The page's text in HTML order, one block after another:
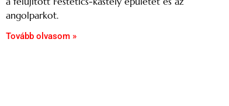
angolparkot.
Tovább olvasom »